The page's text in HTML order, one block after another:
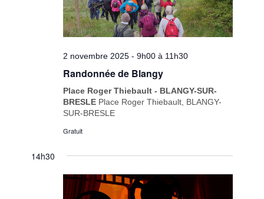
2 novembre 2025 - 9h00 à 11h30
Randonnée de Blangy
Place Roger Thiebault - BLANGY-SUR-
BRESLE Place Roger Thiebault, BLANGY-
SUR-BRESLE
Gratuit
14h30